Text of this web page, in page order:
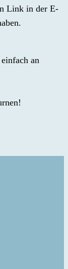
Link in der E-
an